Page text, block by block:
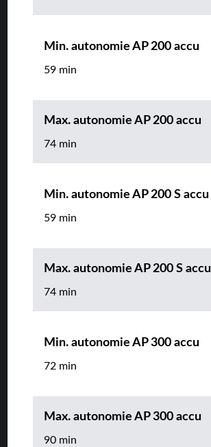
Min. autonomie AP 200 accu
59 min
Max. autonomie AP 200 accu
74 min
Min. autonomie AP 200 S accu
59 min
Max. autonomie AP 200 S accu
74 min
Min. autonomie AP 300 accu
72 min
Max. autonomie AP 300 accu
90 min